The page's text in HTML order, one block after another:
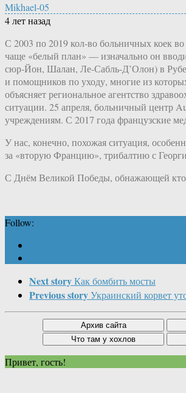
Mikhael-05
4 лет назад
С 2003 по 2019 кол-во больничных коек
чаще «белый план» — изначально он
сюр-Йон, Шалан, Ле-Сабль-Д’Олон) в Рубе
и помощников по уходу, многие из
объясняет региональное агентство
ситуации. 25 апреля, больничный центр
учреждениям. С 2017 года французские
У нас, конечно, похожая ситуация,
за «вторую Францию», трибалтию с
С Днём Великой Победы, обнажающей
Follow:
Next storyКак бомбить мосты
Previous storyУкраинский корвет
Привет, гость!